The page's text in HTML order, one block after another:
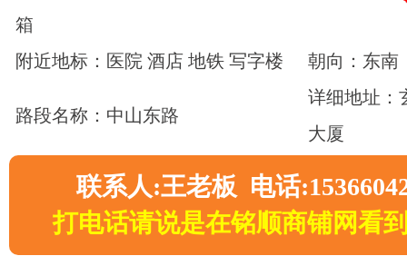
箱
附近地标：医院 酒店 地铁 写字楼 朝向：东南
路段名称：中山东路
详细地址：
大厦
联系人:王老板 电话
打电话请说是在铭顺商铺网看